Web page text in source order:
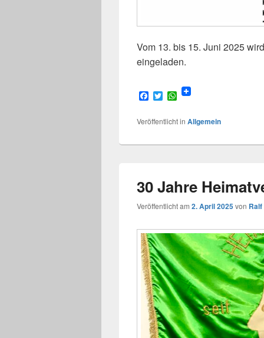
Vom 13. bis 15. Juni 2025
eingeladen.
F
a
e
o
T
w
t
e
W
t
A
Veröffentlicht in Allgemein
30 Jahre
Veröffentlicht am 2. April 2025von